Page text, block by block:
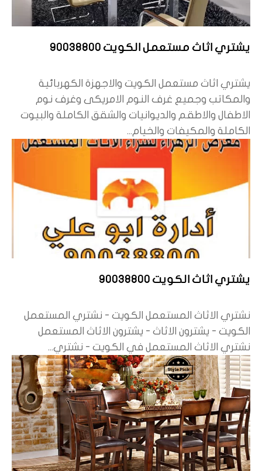
يشتري اثاث مستعمل الكويت 90038800
يشتري اثاث مستعمل الكويت والاجهزة الكهربائية
والمكاتب وجميع غرف النوم الامريكى وغرف نوم
الاطفال والاطقم والديوانيات والشقق الكاملة والبيوت
الكاملة والمكيفات والخيام...
يشتري اثاث الكويت 90038800
نشتري الاثاث المستعمل الكويت - نشتري المستعمل
الكويت - يشترون الاثاث - يشترون الاثاث المستعمل
نشتري الاثاث المستعمل في الكويت - نشتري...